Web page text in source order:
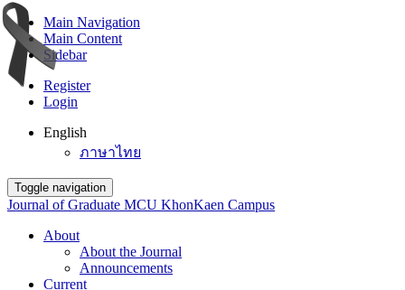
Main Navigation
Main Content
Sidebar
Register
Login
English
ภาษาไทย
Toggle navigation
Journal of Graduate MCU KhonKaen Campus
About
About the Journal
Announcements
Current